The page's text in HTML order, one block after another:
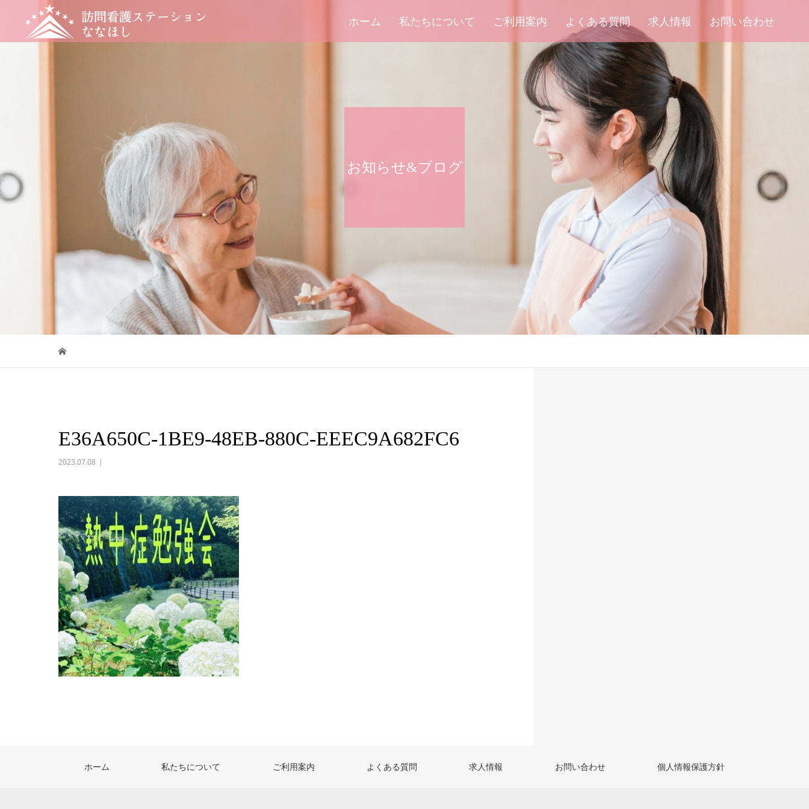
ホーム 私たちについて ご利用案内 よくある質問 求人情報 お問い合わせ
お知らせ&ブログ
E36A650C-1BE9-48EB-880C-EEEC9A682FC6
2023.07.08
ホーム 私たちについて ご利用案内 よくある質問 求人情報 お問い合わせ 個人情報保護方針